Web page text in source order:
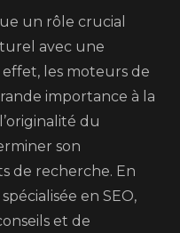
un rôle crucial
avec une
effet, les moteurs de
importance à la
du
son
de recherche. En
en SEO,
et de